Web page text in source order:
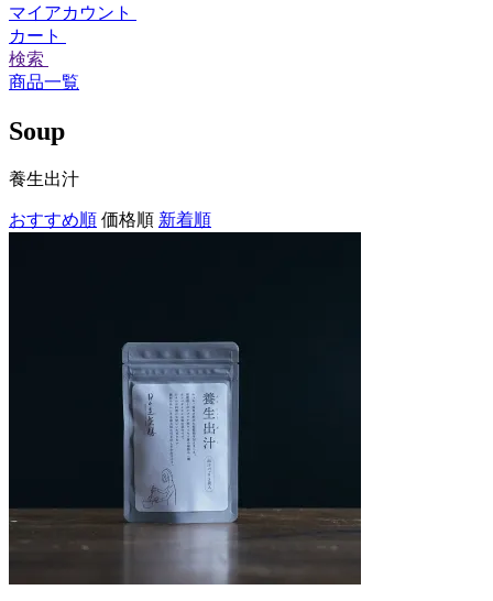
マイアカウント
カート
検索
商品一覧
Soup
養生出汁
おすすめ順 価格順 新着順